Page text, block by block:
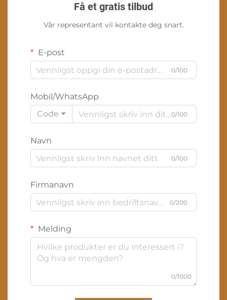
Få et gratis tilbud
Vår representant vil kontakte deg snart.
E-post
0/100
Mobil/WhatsApp
Code
0/100
Navn
0/100
Firmanavn
0/200
Melding
0/1000